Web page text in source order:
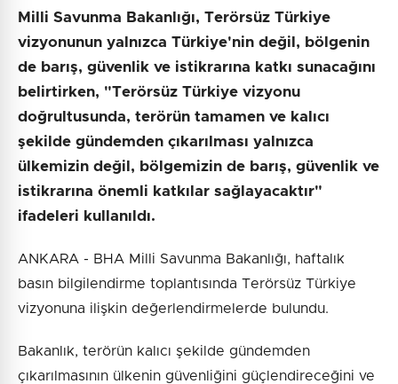
Milli Savunma Bakanlığı, Terörsüz Türkiye
vizyonunun yalnızca Türkiye'nin değil, bölgenin
de barış, güvenlik ve istikrarına katkı sunacağını
belirtirken, "Terörsüz Türkiye vizyonu
doğrultusunda, terörün tamamen ve kalıcı
şekilde gündemden çıkarılması yalnızca
ülkemizin değil, bölgemizin de barış, güvenlik ve
istikrarına önemli katkılar sağlayacaktır"
ifadeleri kullanıldı.
ANKARA - BHA Milli Savunma Bakanlığı, haftalık
basın bilgilendirme toplantısında Terörsüz Türkiye
vizyonuna ilişkin değerlendirmelerde bulundu.
Bakanlık, terörün kalıcı şekilde gündemden
çıkarılmasının ülkenin güvenliğini güçlendireceğini ve